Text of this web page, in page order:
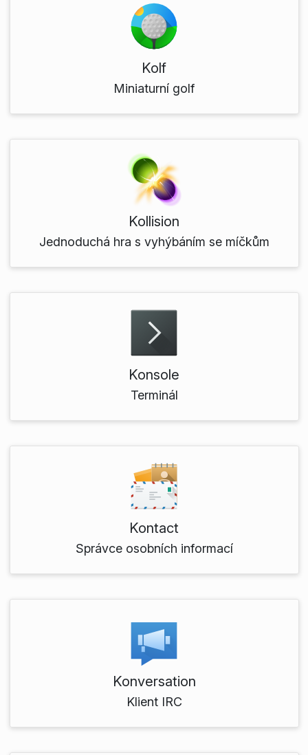
Kolf
Miniaturní golf
Kollision
Jednoduchá hra s vyhýbáním se míčkům
Konsole
Terminál
Kontact
Správce osobních informací
Konversation
Klient IRC